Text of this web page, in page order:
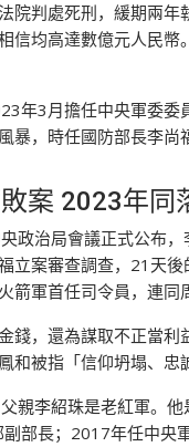
院判處死刑，緩期兩
信均高達數億元人民
年3月擔任中央軍委委
暴，時任國防部長李
案 2023年同
政治局會議正式公布
立案審查調查，21天
箭軍首任司令員，連同
錢，還為謀取不正當
和被指「信仰坍塌、忠
親李紹珠是老紅軍。
部長；2017年任中央